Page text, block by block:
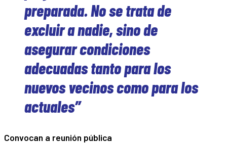
preparada. No se trata de
excluir a nadie, sino de
asegurar condiciones
adecuadas tanto para los
nuevos vecinos como para los
actuales”
Convocan a reunión pública